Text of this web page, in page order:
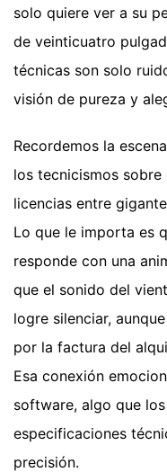
solo quiere ver a su
de veinticuatro
técnicas son solo
visión de pureza y
Recordemos la
los tecnicismos
licencias entre
Lo que le importa es
responde con una
que el sonido del
logre silenciar,
por la factura del
Esa conexión
software, algo que
especificaciones
precisión.